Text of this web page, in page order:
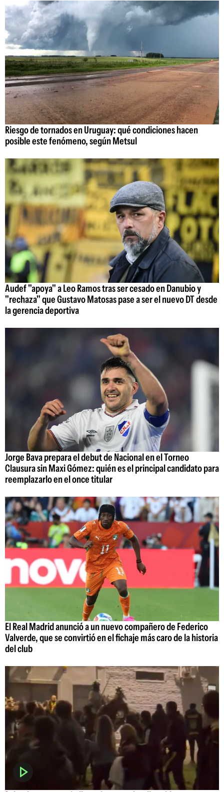
Riesgo de tornados en Uruguay: qué condiciones hacen
posible este fenómeno, según Metsul
Audef "apoya" a Leo Ramos tras ser cesado en Danubio y
"rechaza" que Gustavo Matosas pase a ser el nuevo DT desde
la gerencia deportiva
Jorge Bava prepara el debut de Nacional en el Torneo
Clausura sin Maxi Gómez: quién es el principal candidato para
reemplazarlo en el once titular
El Real Madrid anunció a un nuevo compañero de Federico
Valverde, que se convirtió en el fichaje más caro de la historia
del club